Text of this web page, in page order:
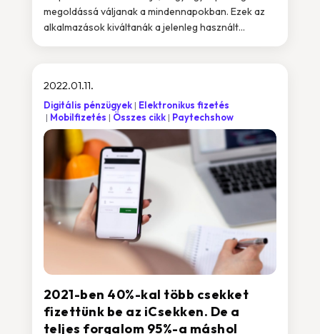
megoldássá váljanak a mindennapokban. Ezek az
alkalmazások kiváltanák a jelenleg használt...
2021-ben 40%-kal több csekket
fizettünk be az iCsekken. De a
teljes forgalom 95%-a máshol
2022.01.11.
Digitális pénzügyek
Elektronikus fizetés
Mobilfizetés
Összes cikk Paytechshow